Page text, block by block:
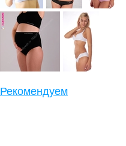
Рекомендуем